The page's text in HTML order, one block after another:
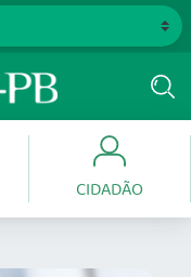
CIDADÃO